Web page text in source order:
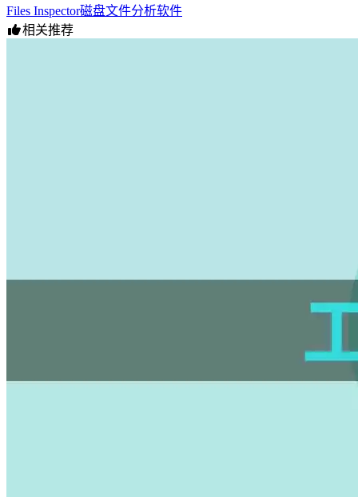
Files Inspector磁盘文件分析软件
相关推荐